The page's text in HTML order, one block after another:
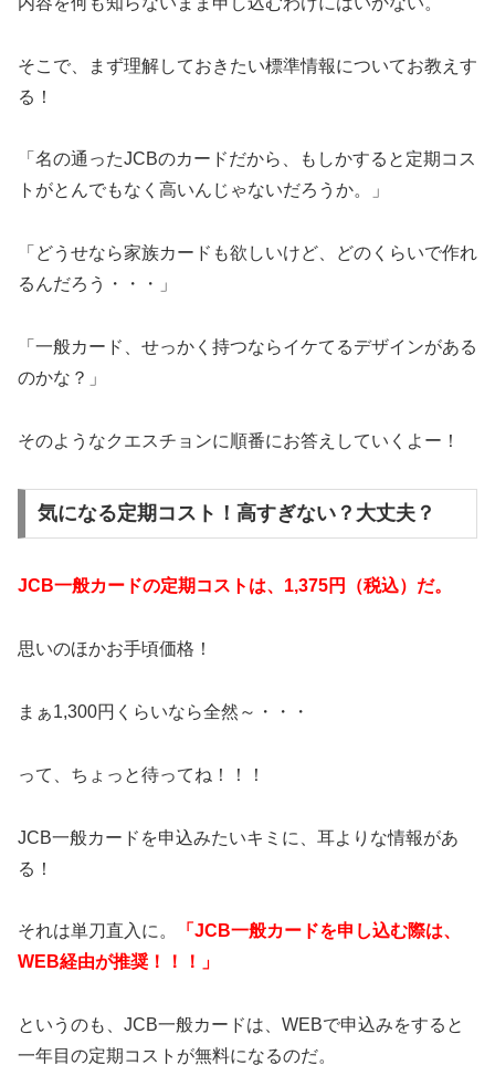
そこで、まず理解しておきたい標準情報についてお教えす
る！
「名の通ったJCBのカードだから、もしかすると定期コス
トがとんでもなく高いんじゃないだろうか。」
「どうせなら家族カードも欲しいけど、どのくらいで作れ
るんだろう・・・」
「一般カード、せっかく持つならイケてるデザインがある
のかな？」
そのようなクエスチョンに順番にお答えしていくよー！
気になる定期コスト！高すぎない？大丈夫？
JCB一般カードの定期コストは、1,375円（税込）だ。
思いのほかお手頃価格！
まぁ1,300円くらいなら全然～・・・
って、ちょっと待ってね！！！
JCB一般カードを申込みたいキミに、耳よりな情報があ
る！
それは単刀直入に。
「JCB一般カードを申し込む際は、
WEB経由が推奨！！！」
というのも、JCB一般カードは、WEBで申込みをすると
一年目の定期コストが無料になるのだ。